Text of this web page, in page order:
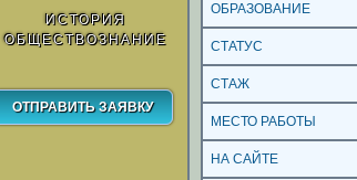
ИСТОРИЯ
ОБЩЕСТВОЗНАНИЕ
ОБРАЗОВАНИЕ
СТАТУС
СТАЖ
МЕСТО РАБОТЫ
НА САЙТЕ